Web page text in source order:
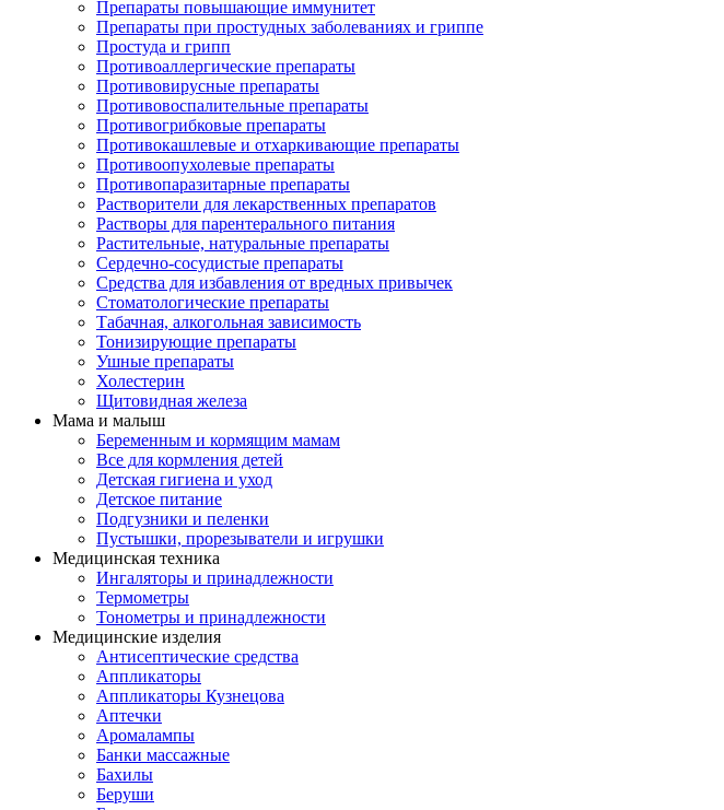
Препараты повышающие иммунитет
Препараты при простудных заболеваниях и гриппе
Простуда и грипп
Противоаллергические препараты
Противовирусные препараты
Противовоспалительные препараты
Противогрибковые препараты
Противокашлевые и отхаркивающие препараты
Противоопухолевые препараты
Противопаразитарные препараты
Растворители для лекарственных препаратов
Растворы для парентерального питания
Растительные, натуральные препараты
Сердечно-сосудистые препараты
Средства для избавления от вредных привычек
Стоматологические препараты
Табачная, алкогольная зависимость
Тонизирующие препараты
Ушные препараты
Холестерин
Щитовидная железа
Мама и малыш
Беременным и кормящим мамам
Все для кормления детей
Детская гигиена и уход
Детское питание
Подгузники и пеленки
Пустышки, прорезыватели и игрушки
Медицинская техника
Ингаляторы и принадлежности
Термометры
Тонометры и принадлежности
Медицинские изделия
Антисептические средства
Аппликаторы
Аппликаторы Кузнецова
Аптечки
Аромалампы
Банки массажные
Бахилы
Беруши